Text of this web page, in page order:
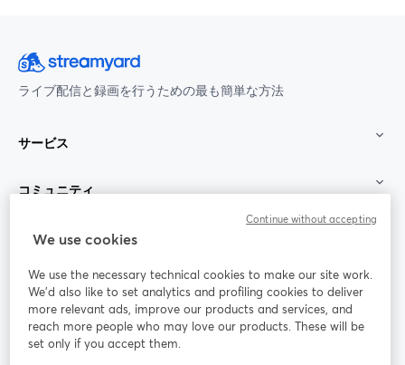
ライブ配信と録画を行うための最も簡単な方法
サービス
コミュニティ
StreamYard：
参加する
ライ
ンセ
Facebook
新しいタブで開く(Twitter)
YouTube
We use cookies
We use the necessary technical cookies to make our site work.
We'd also like to set analytics and profiling cookies to deliver
more relevant ads, improve our products and services, and
reach more people who may love our products. These will be
set only if you accept them.
Continue without accepting